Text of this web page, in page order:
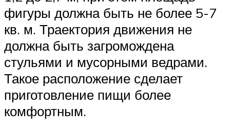
фигуры должна быть не более 5-7
кв. м. Траектория движения не
должна быть загромождена
стульями и мусорными ведрами.
Такое расположение сделает
приготовление пищи более
комфортным.